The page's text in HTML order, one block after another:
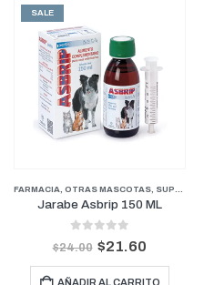
SALE
FARMACIA OTRAS MASCOTAS SUPLEMENTOS Y VITAMINAS
Jarabe Asbrip 150 ML
out of 5
$24.00 $21.60
AÑADIR AL CARRITO